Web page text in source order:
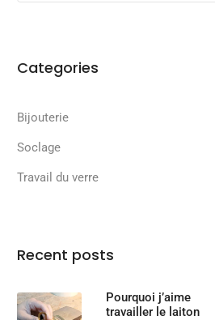
Categories
Bijouterie
Soclage
Travail du verre
Recent posts
Pourquoi j’aime
travailler le laiton